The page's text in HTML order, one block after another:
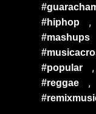
#hiphop ,
#mashups
#popular ,
#reggae ,